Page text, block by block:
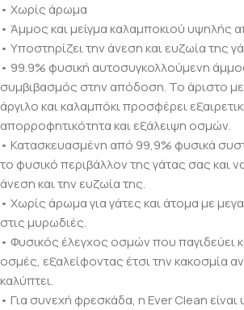
• Χωρίς άρωμα
• Άμμος και μείγμα καλαμποκιού υψηλής
• Υποστηρίζει την άνεση και ευζωία της
• 99.9% φυσική αυτοσυγκολλούμενη
συμβιβασμός στην απόδοση. Το άριστο
άργιλο και καλαμπόκι προσφέρει
απορροφητικότητα και εξάλειψη οσμών.
• Κατασκευασμένη από 99,9% φυσικά
το φυσικό περιβάλλον της γάτας σας και
άνεση και την ευζωία της.
• Χωρίς άρωμα για γάτες και άτομα με
στις μυρωδιές.
• Φυσικός έλεγχος οσμών που παγιδεύει
οσμές, εξαλείφοντας έτσι την κακοσμία
καλύπτει.
• Για συνεχή φρεσκάδα, η Ever Clean